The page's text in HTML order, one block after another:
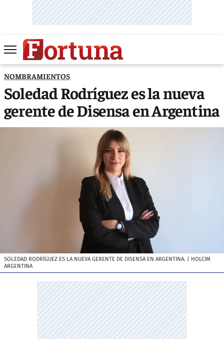
NOMBRAMIENTOS
Soledad Rodríguez es la nueva
gerente de Disensa en Argentina
SOLEDAD RODRÍGUEZ ES LA NUEVA GERENTE DE DISENSA EN ARGENTINA. | HOLCIM
ARGENTINA